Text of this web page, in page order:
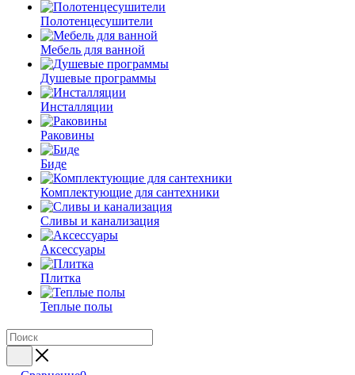
Полотенцесушители
Мебель для ванной
Душевые программы
Инсталляции
Раковины
Биде
Комплектующие для сантехники
Сливы и канализация
Аксессуары
Плитка
Теплые полы